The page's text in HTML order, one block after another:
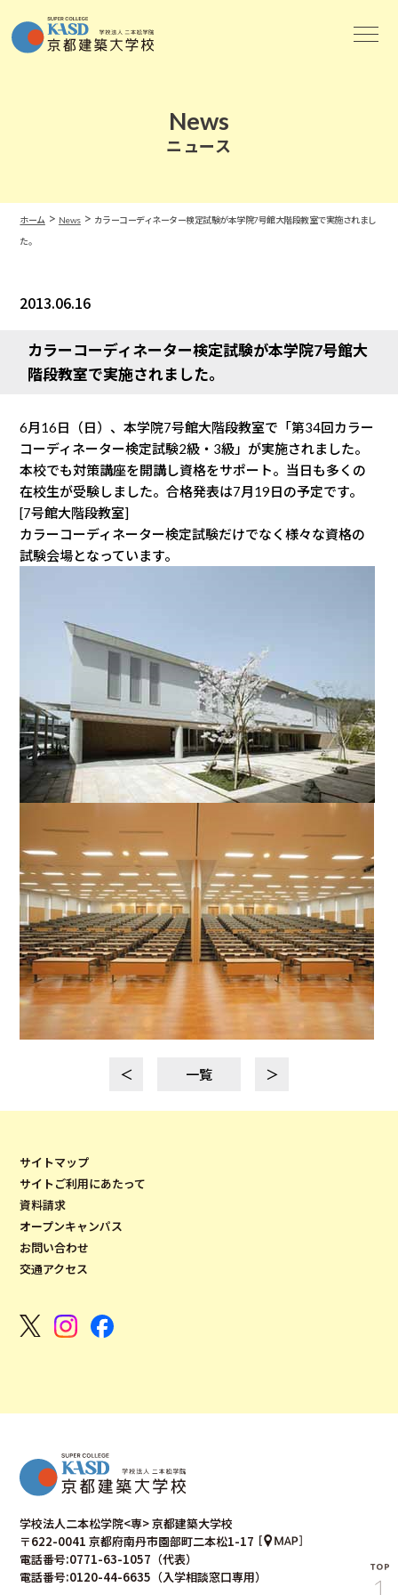
News
ニュース
ホーム > News> カラーコーディネーター検定試験が本学院7号館大階段教室で実施されまし
た。
2013.06.16
カラーコーディネーター検定試験が本学院7号館大
階段教室で実施されました。
6月16日（日）、本学院7号館大階段教室で「第34回カラー
コーディネーター検定試験2級・3級」が実施されました。
本校でも対策講座を開講し資格をサポート。当日も多くの
在校生が受験しました。合格発表は7月19日の予定です。
[7号館大階段教室]
カラーコーディネーター検定試験だけでなく様々な資格の
試験会場となっています。
＜ 一覧 ＞
サイトマップ
サイトご利用にあたって
資料請求
オープンキャンパス
お問い合わせ
交通アクセス
学校法人二本松学院<専> 京都建築大学校
〒622-0041 京都府南丹市園部町二本松1-17
電話番号:0771-63-1057（代表）
電話番号:0120-44-6635（入学相談窓口専用）